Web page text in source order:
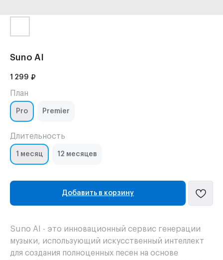
Suno AI
1 299 ₽
План
Pro Premier
Длительность
1 месяц 12 месяцев
Добавить в корзину
Suno AI - это инновационный сервис генерации
музыки, использующий искусственный интеллект
для создания полноценных песен на основе